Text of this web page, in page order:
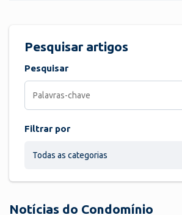
Pesquisar artigos
Pesquisar
Filtrar por
Todas as categorias
Notícias do Condomínio